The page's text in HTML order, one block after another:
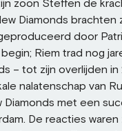
zoon Steffen de
Diamonds brachten
door
Riem trad nog
– tot zijn overlijden in
nalatenschap van
Diamonds met een
De reacties